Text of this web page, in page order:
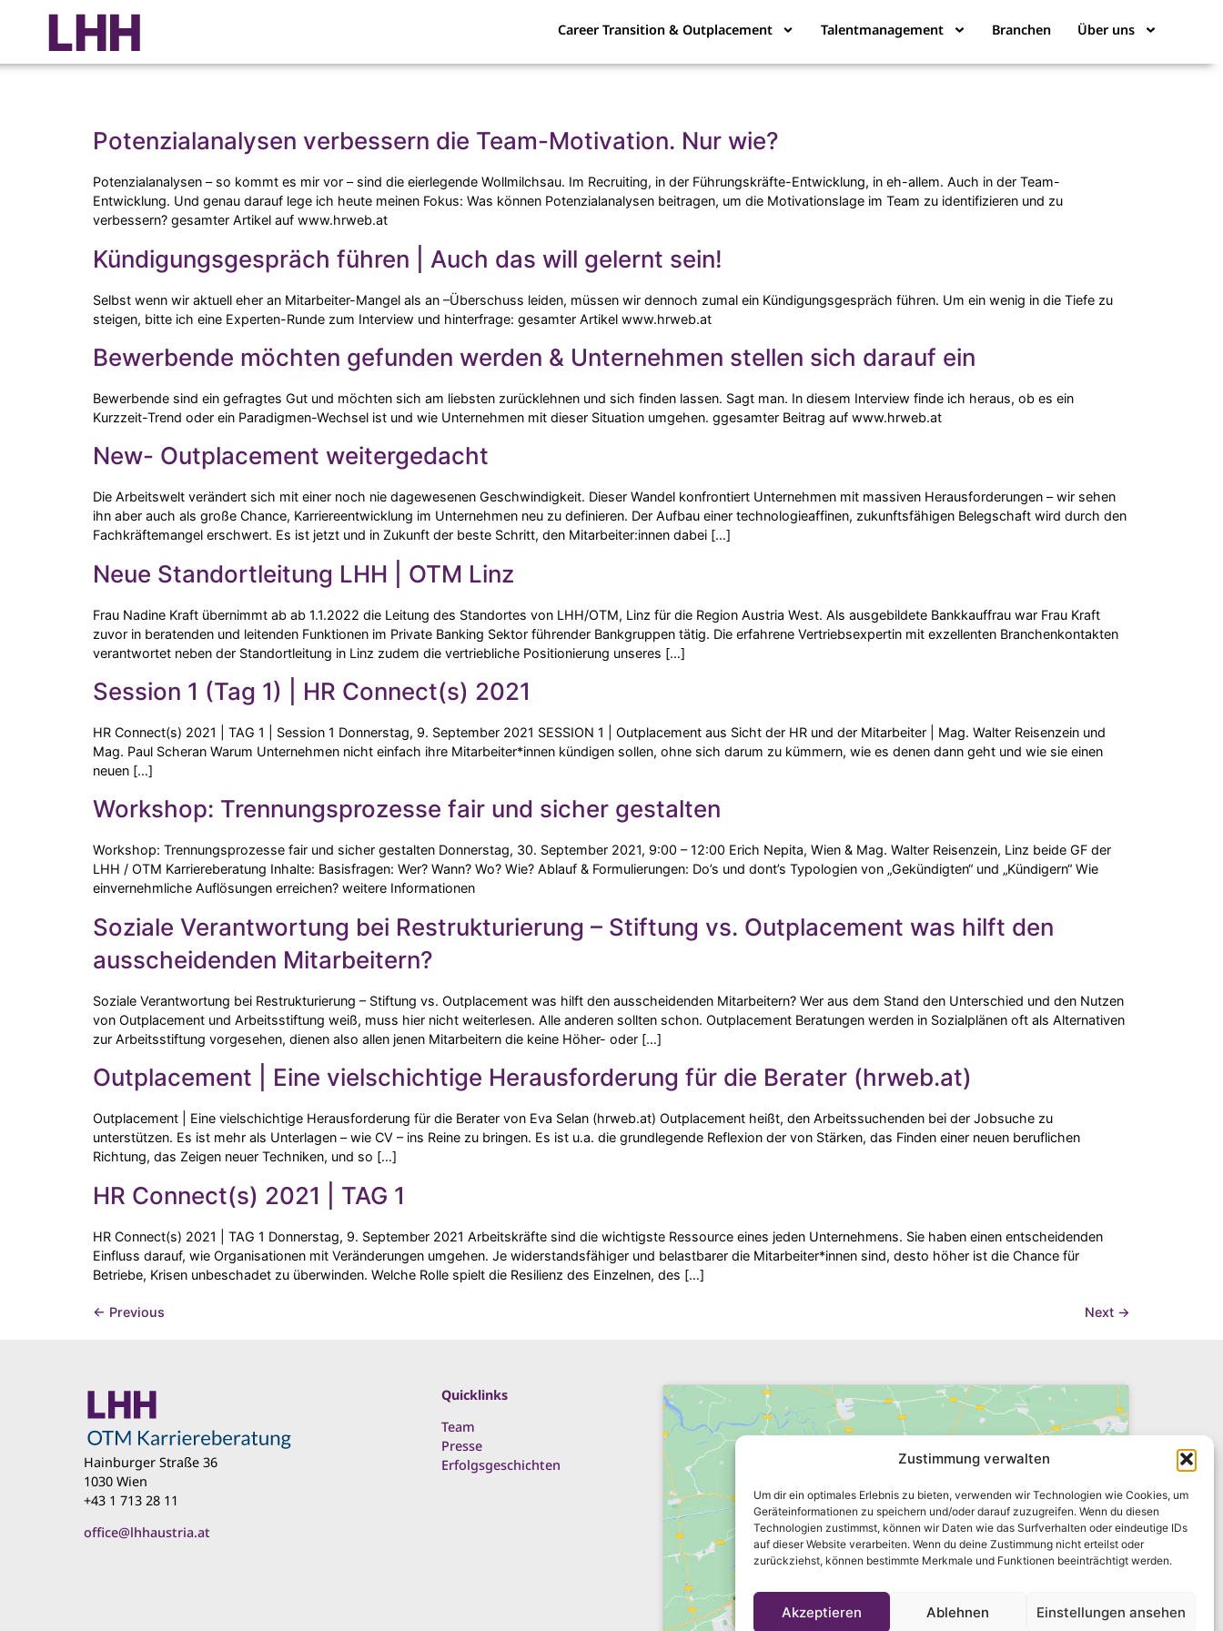
Zustimmung verwalten
Um dir ein optimales Erlebnis zu bieten, verwenden wir Technologien wie Cookies, um
Geräteinformationen zu speichern und/oder darauf zuzugreifen. Wenn du diesen
Technologien zustimmst, können wir Daten wie das Surfverhalten oder eindeutige IDs
auf dieser Website verarbeiten. Wenn du deine Zustimmung nicht erteilst oder
zurückziehst, können bestimmte Merkmale und Funktionen beeinträchtigt werden.
Akzeptieren Ablehnen Einstellungen ansehen
Career Transition & Outplacement Talentmanagement Branchen Über uns
Potenzialanalysen verbessern die Team-Motivation. Nur wie?
Potenzialanalysen – so kommt es mir vor – sind die eierlegende Wollmilchsau. Im Recruiting, in der Führungskräfte-Entwicklung, in eh-allem. Auch in der Team-
Entwicklung. Und genau darauf lege ich heute meinen Fokus: Was können Potenzialanalysen beitragen, um die Motivationslage im Team zu identifizieren und zu
verbessern? gesamter Artikel auf www.hrweb.at
Kündigungsgespräch führen | Auch das will gelernt sein!
Selbst wenn wir aktuell eher an Mitarbeiter-Mangel als an –Überschuss leiden, müssen wir dennoch zumal ein Kündigungsgespräch führen. Um ein wenig in die Tiefe zu
steigen, bitte ich eine Experten-Runde zum Interview und hinterfrage: gesamter Artikel www.hrweb.at
Bewerbende möchten gefunden werden & Unternehmen stellen sich darauf ein
Bewerbende sind ein gefragtes Gut und möchten sich am liebsten zurücklehnen und sich finden lassen. Sagt man. In diesem Interview finde ich heraus, ob es ein
Kurzzeit-Trend oder ein Paradigmen-Wechsel ist und wie Unternehmen mit dieser Situation umgehen. ggesamter Beitrag auf www.hrweb.at
New- Outplacement weitergedacht
Die Arbeitswelt verändert sich mit einer noch nie dagewesenen Geschwindigkeit. Dieser Wandel konfrontiert Unternehmen mit massiven Herausforderungen – wir sehen
ihn aber auch als große Chance, Karriereentwicklung im Unternehmen neu zu definieren. Der Aufbau einer technologieaffinen, zukunftsfähigen Belegschaft wird durch den
Fachkräftemangel erschwert. Es ist jetzt und in Zukunft der beste Schritt, den Mitarbeiter:innen dabei […]
Neue Standortleitung LHH | OTM Linz
Frau Nadine Kraft übernimmt ab ab 1.1.2022 die Leitung des Standortes von LHH/OTM, Linz für die Region Austria West. Als ausgebildete Bankkauffrau war Frau Kraft
zuvor in beratenden und leitenden Funktionen im Private Banking Sektor führender Bankgruppen tätig. Die erfahrene Vertriebsexpertin mit exzellenten Branchenkontakten
verantwortet neben der Standortleitung in Linz zudem die vertriebliche Positionierung unseres […]
Session 1 (Tag 1) | HR Connect(s) 2021
HR Connect(s) 2021 | TAG 1 | Session 1 Donnerstag, 9. September 2021 SESSION 1 | Outplacement aus Sicht der HR und der Mitarbeiter | Mag. Walter Reisenzein und
Mag. Paul Scheran Warum Unternehmen nicht einfach ihre Mitarbeiter*innen kündigen sollen, ohne sich darum zu kümmern, wie es denen dann geht und wie sie einen
neuen […]
Workshop: Trennungsprozesse fair und sicher gestalten
Workshop: Trennungsprozesse fair und sicher gestalten Donnerstag, 30. September 2021, 9:00 – 12:00 Erich Nepita, Wien & Mag. Walter Reisenzein, Linz beide GF der
LHH / OTM Karriereberatung Inhalte: Basisfragen: Wer? Wann? Wo? Wie? Ablauf & Formulierungen: Do’s und dont’s Typologien von „Gekündigten“ und „Kündigern“ Wie
einvernehmliche Auflösungen erreichen? weitere Informationen
Soziale Verantwortung bei Restrukturierung – Stiftung vs. Outplacement was hilft den
ausscheidenden Mitarbeitern?
Soziale Verantwortung bei Restrukturierung – Stiftung vs. Outplacement was hilft den ausscheidenden Mitarbeitern? Wer aus dem Stand den Unterschied und den Nutzen
von Outplacement und Arbeitsstiftung weiß, muss hier nicht weiterlesen. Alle anderen sollten schon. Outplacement Beratungen werden in Sozialplänen oft als Alternativen
zur Arbeitsstiftung vorgesehen, dienen also allen jenen Mitarbeitern die keine Höher- oder […]
Outplacement | Eine vielschichtige Herausforderung für die Berater (hrweb.at)
Outplacement | Eine vielschichtige Herausforderung für die Berater von Eva Selan (hrweb.at) Outplacement heißt, den Arbeitssuchenden bei der Jobsuche zu
unterstützen. Es ist mehr als Unterlagen – wie CV – ins Reine zu bringen. Es ist u.a. die grundlegende Reflexion der von Stärken, das Finden einer neuen beruflichen
Richtung, das Zeigen neuer Techniken, und so […]
HR Connect(s) 2021 | TAG 1
HR Connect(s) 2021 | TAG 1 Donnerstag, 9. September 2021 Arbeitskräfte sind die wichtigste Ressource eines jeden Unternehmens. Sie haben einen entscheidenden
Einfluss darauf, wie Organisationen mit Veränderungen umgehen. Je widerstandsfähiger und belastbarer die Mitarbeiter*innen sind, desto höher ist die Chance für
Betriebe, Krisen unbeschadet zu überwinden. Welche Rolle spielt die Resilienz des Einzelnen, des […]
← Previous Next →
Hainburger Straße 36
1030 Wien
+43 1 713 28 11
office@lhhaustria.at
Quicklinks
Team
Presse
Erfolgsgeschichten
Klicke hier, um Marketing-Cookies zu
akzeptieren und diesen Inhalt zu